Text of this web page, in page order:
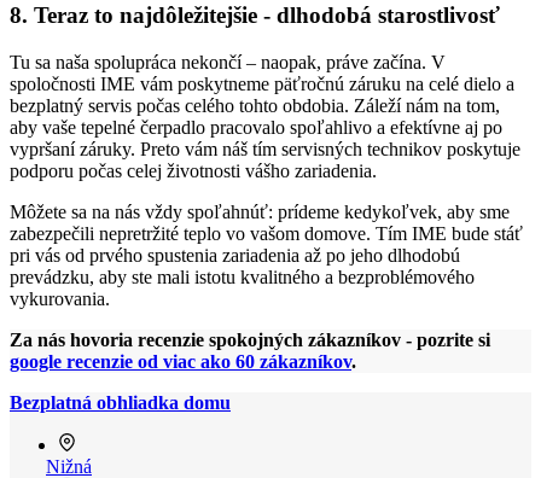
8. Teraz to najdôležitejšie - dlhodobá starostlivosť
Tu sa naša spolupráca nekončí – naopak, práve začína. V
spoločnosti IME vám poskytneme päťročnú záruku na celé dielo a
bezplatný servis počas celého tohto obdobia. Záleží nám na tom,
aby vaše tepelné čerpadlo pracovalo spoľahlivo a efektívne aj po
vypršaní záruky. Preto vám náš tím servisných technikov poskytuje
podporu počas celej životnosti vášho zariadenia.
Môžete sa na nás vždy spoľahnúť: prídeme kedykoľvek, aby sme
zabezpečili nepretržité teplo vo vašom domove. Tím IME bude stáť
pri vás od prvého spustenia zariadenia až po jeho dlhodobú
prevádzku, aby ste mali istotu kvalitného a bezproblémového
vykurovania.
Za nás hovoria recenzie spokojných zákazníkov - pozrite si
google recenzie od viac ako 60 zákazníkov.
Bezplatná obhliadka domu
Nižná